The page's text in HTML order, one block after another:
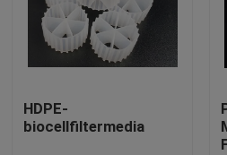
HDPE-
biocellfiltermedia